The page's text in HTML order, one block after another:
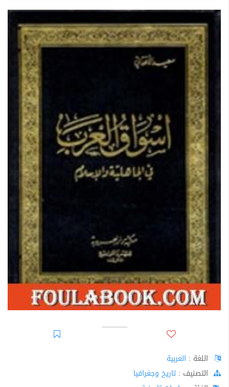
اللغة : العربية
اﻟﺘﺼﻨﻴﻒ : تاريخ وجغرافيا